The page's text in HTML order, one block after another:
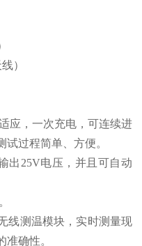
）
应，一次充电，可连续进
过程简单、方便。
出25V电压，并且可自动
线测温模块，实时测量现
确性。